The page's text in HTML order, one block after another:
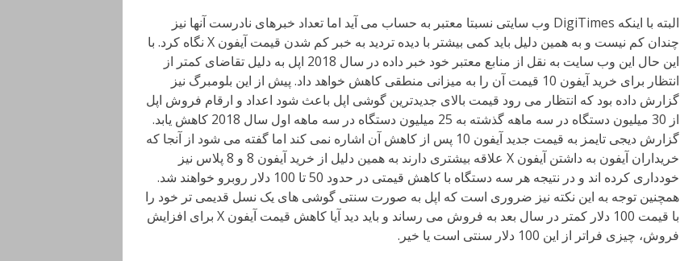
البته با اینکه DigiTimes وب سایتی نسبتا معتبر به حساب می آید اما تعداد خبرهای نادرست آنها نیز
چندان کم نیست و به همین دلیل باید کمی بیشتر با دیده تردید به خبر کم شدن قیمت آیفون X نگاه کرد. با
این حال این وب سایت به نقل از منابع معتبر خود خبر داده در سال 2018 اپل به دلیل تقاضای کمتر از
انتظار برای خرید آیفون 10 قیمت آن را به میزانی منطقی کاهش خواهد داد. پیش از این بلومبرگ نیز
گزارش داده بود که انتظار می رود قیمت بالای جدیدترین گوشی اپل باعث شود اعداد و ارقام فروش اپل
از 30 میلیون دستگاه در سه ماهه گذشته به 25 میلیون دستگاه در سه ماهه اول سال 2018 کاهش یابد.
گزارش دیجی تایمز به قیمت جدید آیفون 10 پس از کاهش آن اشاره نمی کند اما گفته می شود از آنجا که
خریداران آیفون به داشتن آیفون X علاقه بیشتری دارند به همین دلیل از خرید آیفون 8 و 8 پلاس نیز
خودداری کرده اند و در نتیجه هر سه دستگاه با کاهش قیمتی در حدود 50 تا 100 دلار روبرو خواهند شد.
همچنین توجه به این نکته نیز ضروری است که اپل به صورت سنتی گوشی های یک نسل قدیمی تر خود را
با قیمت 100 دلار کمتر در سال بعد به فروش می رساند و باید دید آیا کاهش قیمت آیفون X برای افزایش
فروش، چیزی فراتر از این 100 دلار سنتی است یا خیر.